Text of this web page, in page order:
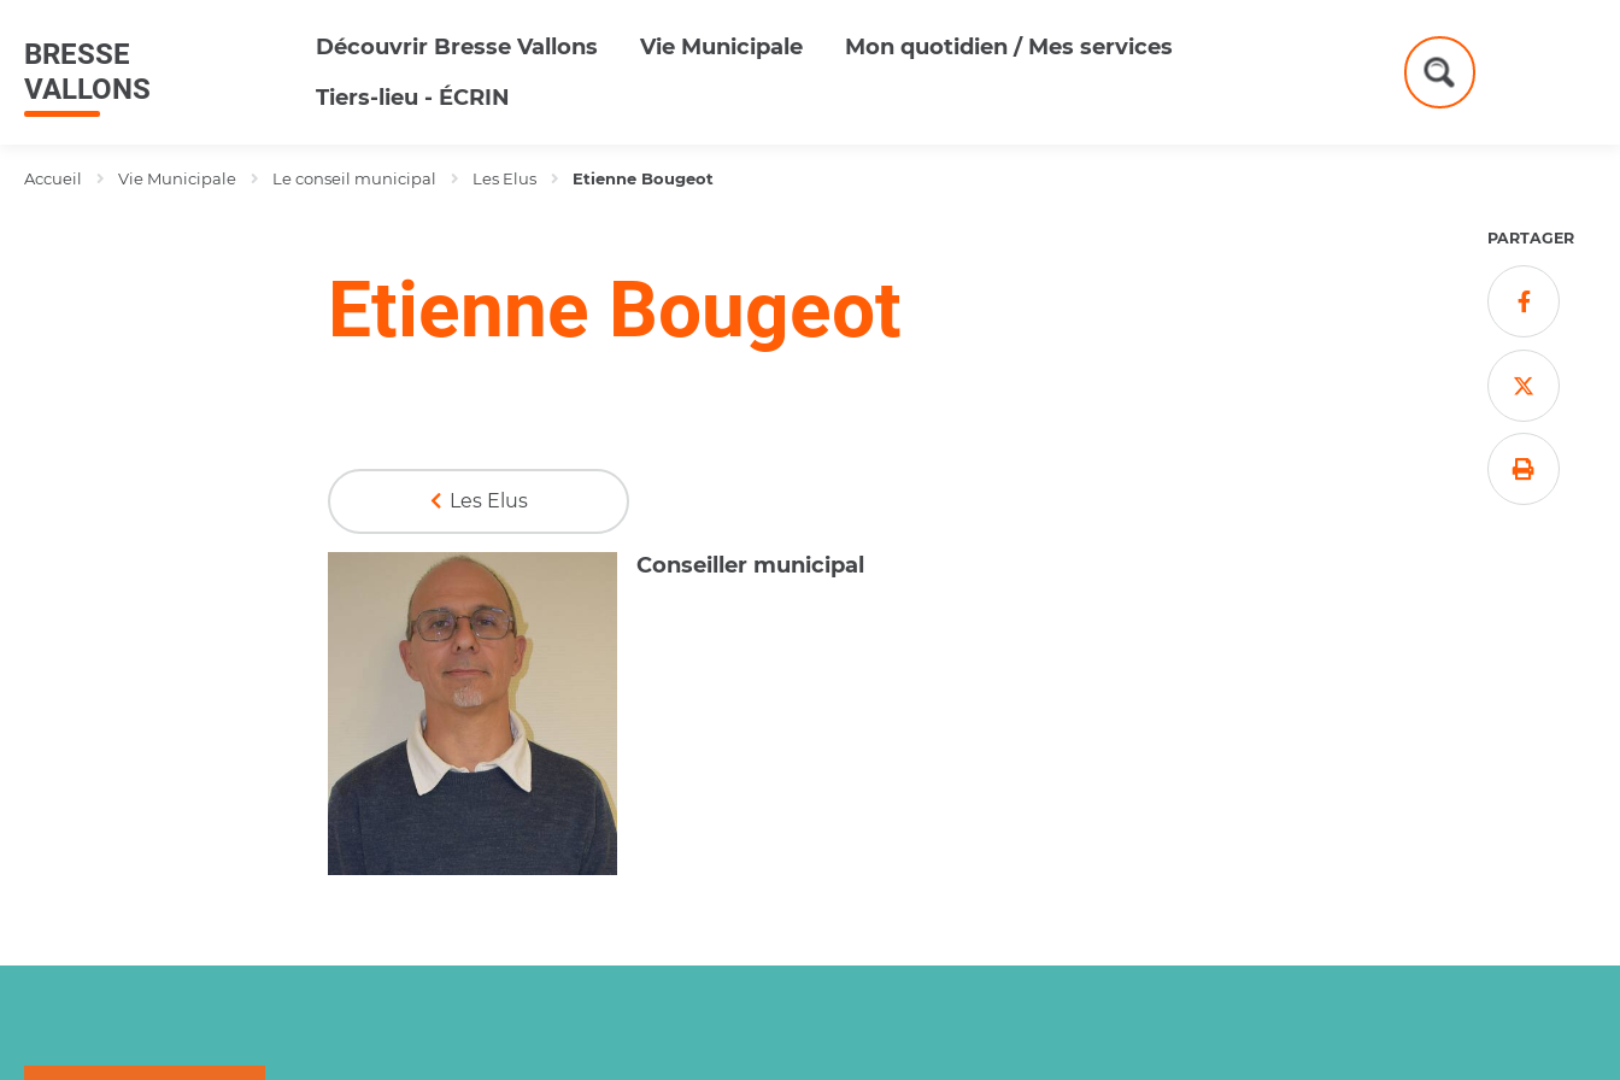
BRESSE
VALLONS
Découvrir Bresse Vallons Vie Municipale
Mon quotidien / Mes services
Tiers-lieu - ÉCRIN
Formulaire
de
Accueil Vie Municipale Le conseil municipal Les Elus Etienne Bougeot
PARTAGER



Etienne Bougeot
Les Elus
Conseiller municipal